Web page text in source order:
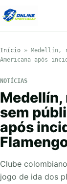
Início » Medellín,
Americana após
NOTÍCIAS
Medellín,
sem
após
Clube
jogo de ida dos